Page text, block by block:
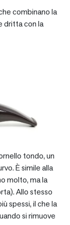
combinano la
dritta con la
tondo, un
È simile alla
molto, ma la
Allo stesso
spessi, il che la
si rimuove